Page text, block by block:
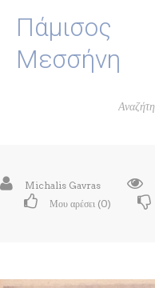
Πάμισος
Μεσσήνη
Michalis Gavras
Μου αρέσει (0)